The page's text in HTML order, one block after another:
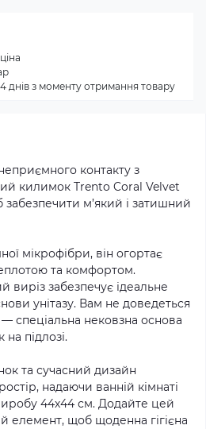
контакту з
килимок Trento Coral Velvet
м’який і затишний
мікрофібри, він огортає
та комфортом.
забезпечує ідеальне
унітазу. Вам не доведеться
спеціальна нековзна основа
підлозі.
та сучасний дизайн
надаючи ванній кімнаті
44х44 см. Додайте цей
елемент, щоб щоденна гігієна
днів з моменту отримання товару